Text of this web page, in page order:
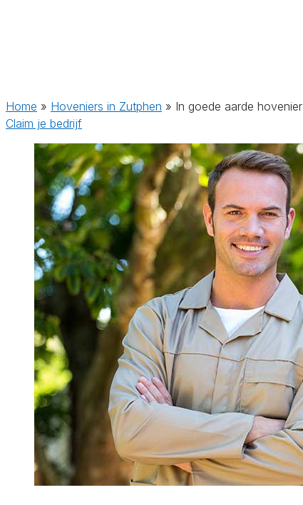
Home » Hoveniers in Zutphen » In goede aarde hovenier
Claim je bedrijf